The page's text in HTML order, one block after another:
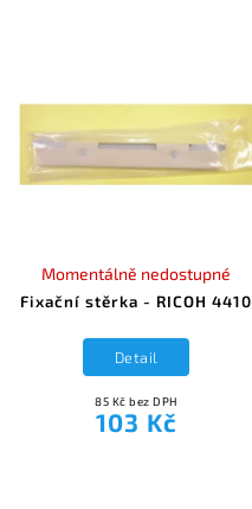
Fixační stěrka - RICOH 4410
Momentálně nedostupné
85 Kč bez DPH
103 Kč
Detail